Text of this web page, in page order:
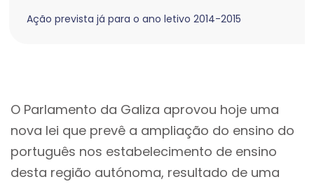
Ação prevista já para o ano letivo 2014-2015
O Parlamento da Galiza aprovou hoje uma
nova lei que prevê a ampliação do ensino do
português nos estabelecimento de ensino
desta região autónoma, resultado de uma